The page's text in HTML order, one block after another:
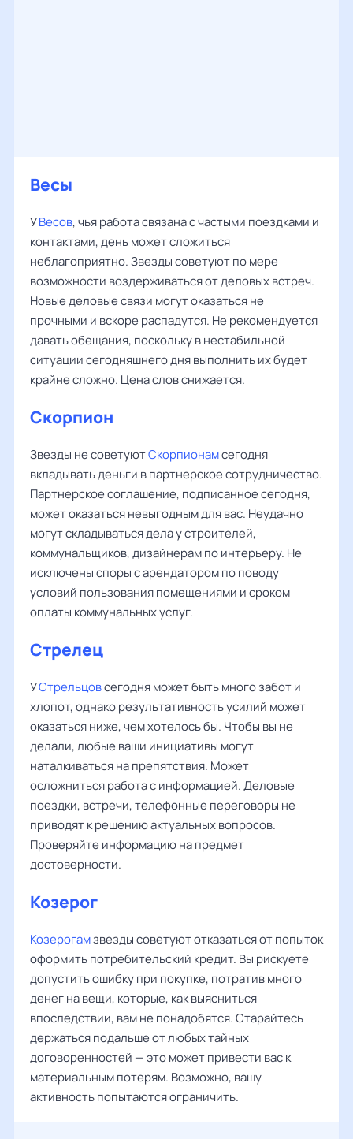
Весы
УВесов, чья работа связана с частыми поездками и
контактами, день может сложиться
неблагоприятно. Звезды советуют по мере
возможности воздерживаться от деловых встреч.
Новые деловые связи могут оказаться не
прочными и вскоре распадутся. Не рекомендуется
давать обещания, поскольку в нестабильной
ситуации сегодняшнего дня выполнить их будет
крайне сложно. Цена слов снижается.
Скорпион
Звезды не советуютСкорпионамсегодня
вкладывать деньги в партнерское сотрудничество.
Партнерское соглашение, подписанное сегодня,
может оказаться невыгодным для вас. Неудачно
могут складываться дела у строителей,
коммунальщиков, дизайнерам по интерьеру. Не
исключены споры с арендатором по поводу
условий пользования помещениями и сроком
оплаты коммунальных услуг.
Стрелец
УСтрельцовсегодня может быть много забот и
хлопот, однако результативность усилий может
оказаться ниже, чем хотелось бы. Чтобы вы не
делали, любые ваши инициативы могут
наталкиваться на препятствия. Может
осложниться работа с информацией. Деловые
поездки, встречи, телефонные переговоры не
приводят к решению актуальных вопросов.
Проверяйте информацию на предмет
достоверности.
Козерог
Козерогамзвезды советуют отказаться от попыток
оформить потребительский кредит. Вы рискуете
допустить ошибку при покупке, потратив много
денег на вещи, которые, как выясниться
впоследствии, вам не понадобятся. Старайтесь
держаться подальше от любых тайных
договоренностей — это может привести вас к
материальным потерям. Возможно, вашу
активность попытаются ограничить.